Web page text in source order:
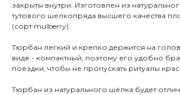
закрыты внутри. Изготовлен из
тутового шелкопряда высшего качества
(сорт mulberry).
Тюрбан легкий и крепко держится на
виде - компактный, поэтому его удобно
поездки, чтобы не пропускать ритуалы
Тюрбан из натурального шёлка будет